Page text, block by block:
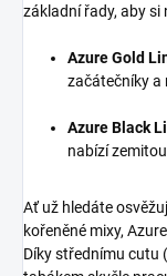
základní řady, aby si
Azure Gold
začátečníky a
Azure Black
nabízí
Ať už hledáte
kořeněné mixy,
Díky střednímu cutu